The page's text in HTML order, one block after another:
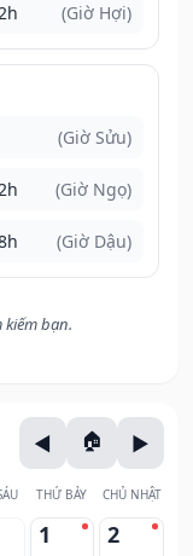
(Giờ Hợi)
(Giờ Sửu)
(Giờ Ngọ)
(Giờ Dậu)
bạn.
THỨ BẢY CHỦ NHẬT
1 2